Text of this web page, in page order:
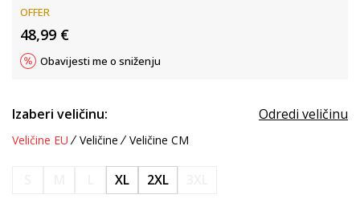
OFFER
48,99 €
Obavijesti me o sniženju
Izaberi veličinu: Odredi veličinu
Veličine EU Veličine Veličine CM
XL 2XL